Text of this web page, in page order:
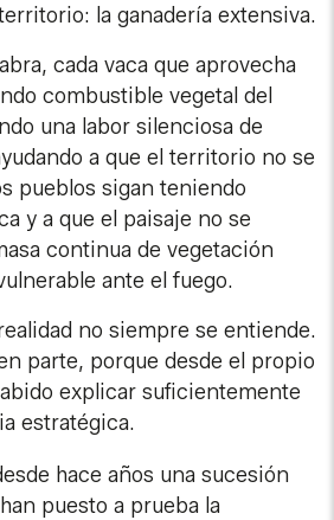
la ganadería extensiva.
cada vaca que aprovecha
combustible vegetal del
una labor silenciosa de
a que el territorio no se
pueblos sigan teniendo
y a que el paisaje no se
continua de vegetación
ante el fuego.
no siempre se entiende.
parte, porque desde el propio
explicar suficientemente
estratégica.
hace años una sucesión
puesto a prueba la